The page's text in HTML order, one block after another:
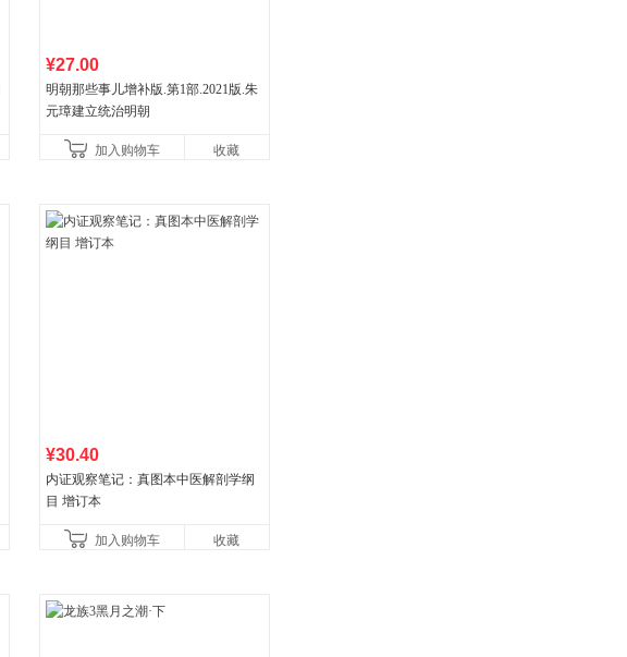
¥27.00
明朝那些事儿增补版.第1部.2021版.朱
元璋建立统治明朝
加入购物车 收藏
¥30.40
内证观察笔记：真图本中医解剖学纲
目 增订本
加入购物车 收藏